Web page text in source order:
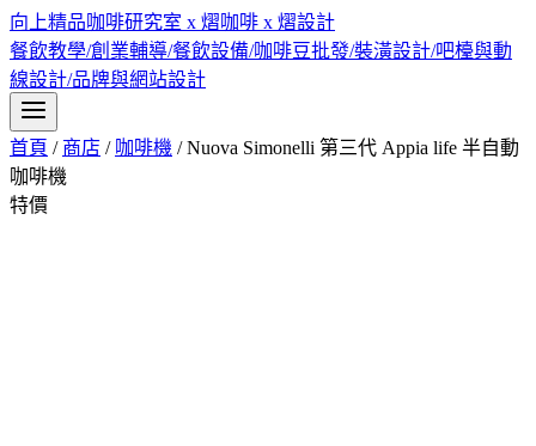
向上精品咖啡研究室 x 熠咖啡 x 熠設計
餐飲教學/創業輔導/餐飲設備/咖啡豆批發/裝潢設計/吧檯與動
線設計/品牌與網站設計
首頁 / 商店 / 咖啡機 / Nuova Simonelli 第三代 Appia life 半自動
咖啡機
特價